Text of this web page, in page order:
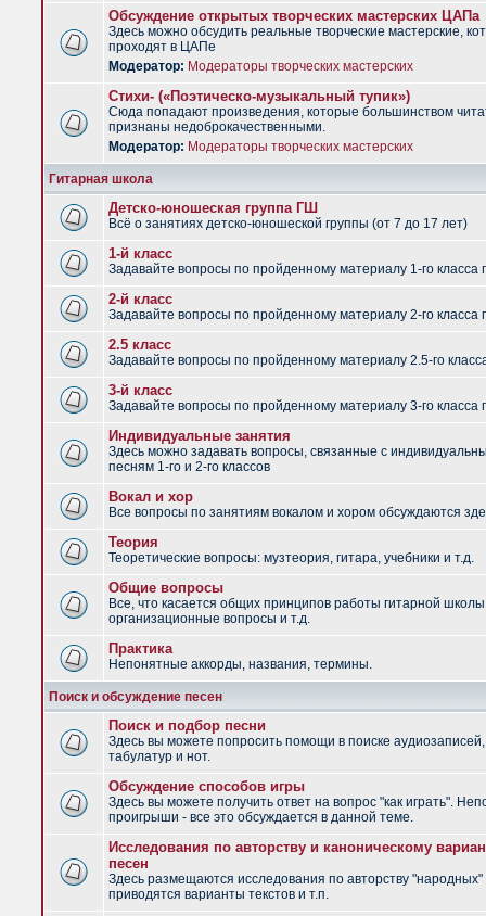
Обсуждение открытых творческих мастерских ЦАПа
Здесь можно обсудить реальные творческие мастерские,
проходят в ЦАПе
Модератор: Модераторы творческих мастерских
Стихи- («Поэтическо-музыкальный тупик»)
Сюда попадают произведения, которые большинством
признаны недоброкачественными.
Модератор: Модераторы творческих мастерских
Гитарная школа
Детско-юношеская группа ГШ
Всё о занятиях детско-юношеской группы (от 7 до 17 лет)
1-й класс
Задавайте вопросы по пройденному материалу 1-го класса
2-й класс
Задавайте вопросы по пройденному материалу 2-го класса
2.5 класс
Задавайте вопросы по пройденному материалу 2.5-го
3-й класс
Задавайте вопросы по пройденному материалу 3-го класса
Индивидуальные занятия
Здесь можно задавать вопросы, связанные с
песням 1-го и 2-го классов
Вокал и хор
Все вопросы по занятиям вокалом и хором обсуждаются
Теория
Теоретические вопросы: музтеория, гитара, учебники и т.д.
Общие вопросы
Все, что касается общих принципов работы гитарной
организационные вопросы и т.д.
Практика
Непонятные аккорды, названия, термины.
Поиск и обсуждение песен
Поиск и подбор песни
Здесь вы можете попросить помощи в поиске аудиозаписей,
табулатур и нот.
Обсуждение способов игры
Здесь вы можете получить ответ на вопрос "как играть".
проигрыши - все это обсуждается в данной теме.
Исследования по авторству и каноническому
песен
Здесь размещаются исследования по авторству "народных"
приводятся варианты текстов и т.п.